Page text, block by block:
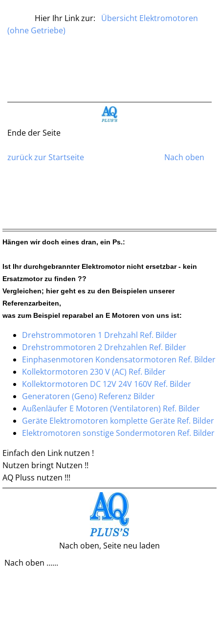
Hier Ihr Link zur: Übersicht Elektromotoren
(ohne Getriebe)
Ende der Seite
zurück zur Startseite Nach oben
Hängen wir doch eines dran, ein Ps.:
Ist Ihr durchgebrannter Elektromotor nicht ersetzbar - kein
Ersatzmotor zu finden ??
Vergleichen; hier geht es zu den Beispielen unserer
Referenzarbeiten,
was zum Beispiel reparabel an E Motoren von uns ist:
Drehstrommotoren 1 Drehzahl Ref. Bilder
Drehstrommotoren 2 Drehzahlen Ref. Bilder
Einphasenmotoren Kondensatormotoren Ref. Bilder
Kollektormotoren 230 V (AC) Ref. Bilder
Kollektormotoren DC 12V 24V 160V Ref. Bilder
Generatoren (Geno) Referenz Bilder
Außenläufer E Motoren (Ventilatoren) Ref. Bilder
Geräte Elektromotoren komplette Geräte Ref. Bilder
Elektromotoren sonstige Sondermotoren Ref. Bilder
Einfach den Link nutzen !
Nutzen bringt Nutzen !!
AQ Pluss nutzen !!!
Nach oben, Seite neu laden
Nach oben ......